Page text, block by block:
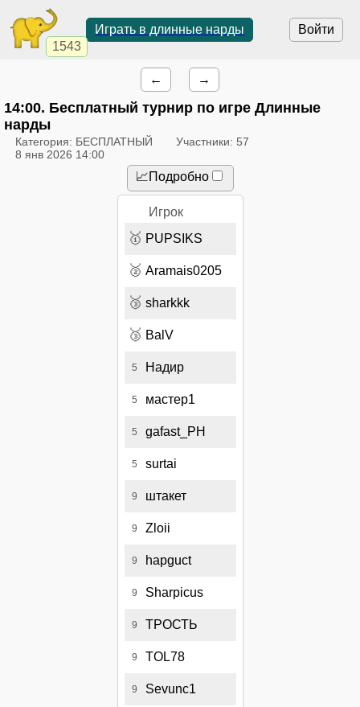
1543
Войти
Играть в длинные нарды
← →
14:00. Бесплатный турнир по игре Длинные
нарды
Категория: БЕСПЛАТНЫЙ
Участники: 57
8 янв 2026 14:00
📈Подробно
Игрок
🥇 PUPSIKS
🥈 Aramais0205
🥉 sharkkk
🥉 BalV
5 Надир
5 мастер1
5 gafast_PH
5 surtai
9 штакет
9 Zloii
9 hapguct
9 Sharpicus
9 ТРОСТЬ
9 TOL78
9 Sevunc1